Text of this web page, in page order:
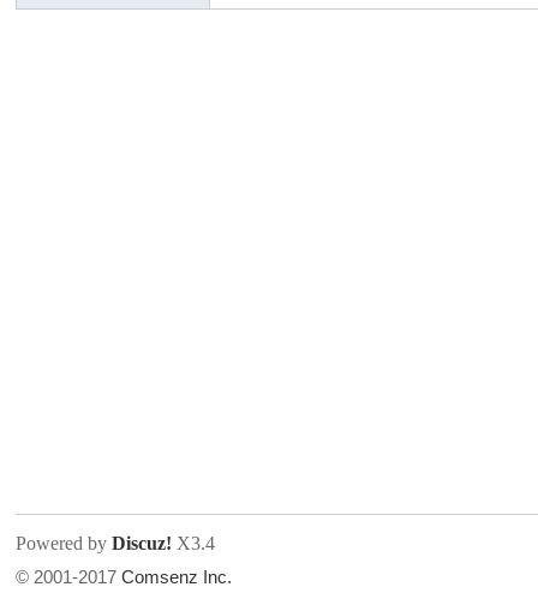
Powered byDiscuz! X3.4
© 2001-2017Comsenz Inc.